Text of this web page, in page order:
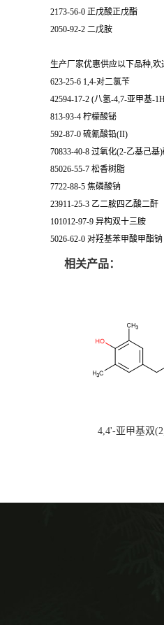
2173-56-0 正戊酸正戊酯
2050-92-2 二戊胺
生产厂家优惠供应以下品种,欢
623-25-6 1,4-对二氯苄
42594-17-2 (八氢-4,7-亚甲基-
813-93-4 柠檬酸铋
592-87-0 硫氰酸铅(II)
70833-40-8 过氧化(2-乙基己基
85026-55-7 松香树脂
7722-88-5 焦磷酸钠
23911-25-3 乙二胺四乙酸二酐
101012-97-9 异构双十三胺
5026-62-0 对羟基苯甲酸甲酯钠
相关产品：
4,4'-亚甲基双